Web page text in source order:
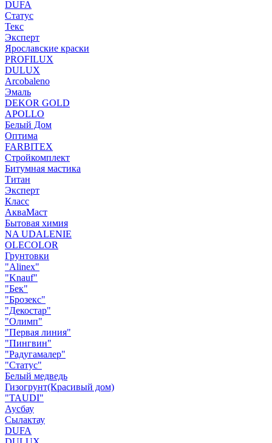
DUFA
Статус
Текс
Эксперт
Ярославские краски
PROFILUX
DULUX
Arcobaleno
Эмаль
DEKOR GOLD
APOLLO
Белый Дом
Оптима
FARBITEX
Стройкомплект
Битумная мастика
Титан
Эксперт
Класс
АкваМаст
Бытовая химия
NA UDALENIE
OLECOLOR
Грунтовки
"Alinex"
"Knauf"
"Бек"
"Брозекс"
"Декостар"
"Олимп"
"Первая линия"
"Пингвин"
"Радугамалер"
"Статус"
Белый медведь
Гизогрунт(Красивый дом)
"TAUDI"
Аусбау
Сылактау
DUFA